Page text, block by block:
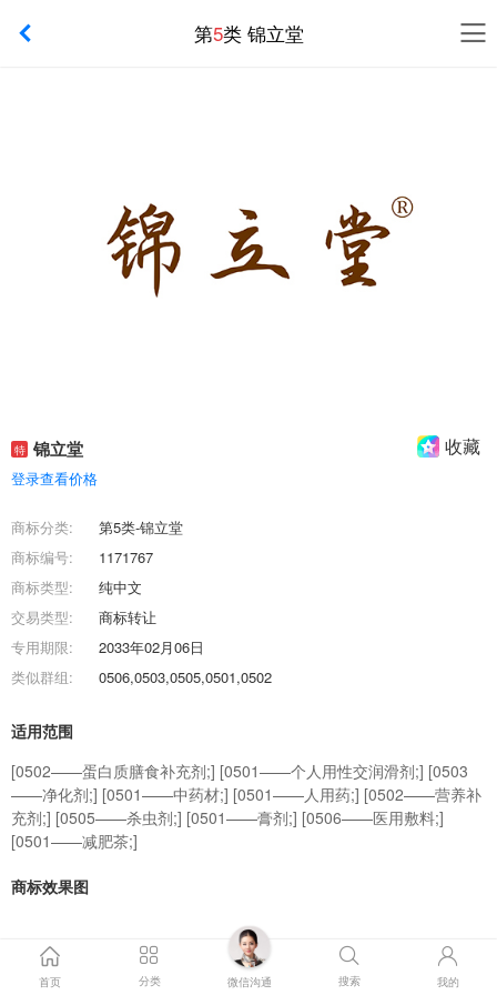
第5类 锦立堂
特 锦立堂 收藏
登录查看价格
商标分类:
第5类-锦立堂
商标编号:
1171767
商标类型:
纯中文
交易类型:
商标转让
专用期限:
2033年02月06日
类似群组:
0506,0503,0505,0501,0502
适用范围
[0502——蛋白质膳食补充剂;] [0501——个人用性交润滑剂;] [0503
——净化剂;] [0501——中药材;] [0501——人用药;] [0502——营养补
充剂;] [0505——杀虫剂;] [0501——膏剂;] [0506——医用敷料;]
[0501——减肥茶;]
商标效果图
商标交易流程
首页 分类 微信沟通 搜索 我的